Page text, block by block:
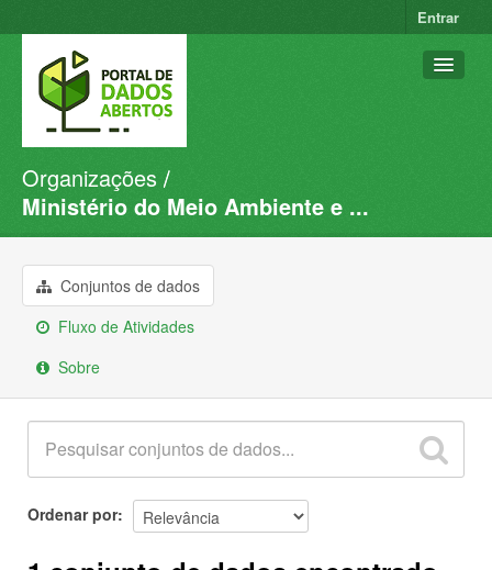
Entrar
Conjuntos de dados
Organizações
Sobre
Organizações
Ministério do Meio Ambiente e ...
Conjuntos de dados
Fluxo de Atividades
Sobre
Ordenar por